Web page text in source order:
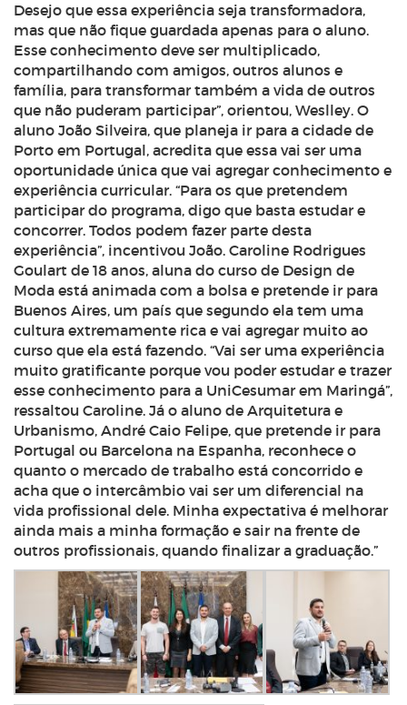
Desejo que essa experiência seja transformadora,
mas que não fique guardada apenas para o aluno.
Esse conhecimento deve ser multiplicado,
compartilhando com amigos, outros alunos e
família, para transformar também a vida de outros
que não puderam participar”, orientou, Weslley. O
aluno João Silveira, que planeja ir para a cidade de
Porto em Portugal, acredita que essa vai ser uma
oportunidade única que vai agregar conhecimento e
experiência curricular. “Para os que pretendem
participar do programa, digo que basta estudar e
concorrer. Todos podem fazer parte desta
experiência”, incentivou João. Caroline Rodrigues
Goulart de 18 anos, aluna do curso de Design de
Moda está animada com a bolsa e pretende ir para
Buenos Aires, um país que segundo ela tem uma
cultura extremamente rica e vai agregar muito ao
curso que ela está fazendo. “Vai ser uma experiência
muito gratificante porque vou poder estudar e trazer
esse conhecimento para a UniCesumar em Maringá”,
ressaltou Caroline. Já o aluno de Arquitetura e
Urbanismo, André Caio Felipe, que pretende ir para
Portugal ou Barcelona na Espanha, reconhece o
quanto o mercado de trabalho está concorrido e
acha que o intercâmbio vai ser um diferencial na
vida profissional dele. Minha expectativa é melhorar
ainda mais a minha formação e sair na frente de
outros profissionais, quando finalizar a graduação.”